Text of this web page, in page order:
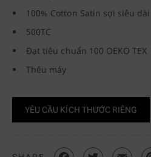
100% Cotton Satin sợi siêu dài
500TC
Đạt tiêu chuẩn 100 OEKO TEX
Thêu máy
YÊU CẦU KÍCH THƯỚC RIÊNG